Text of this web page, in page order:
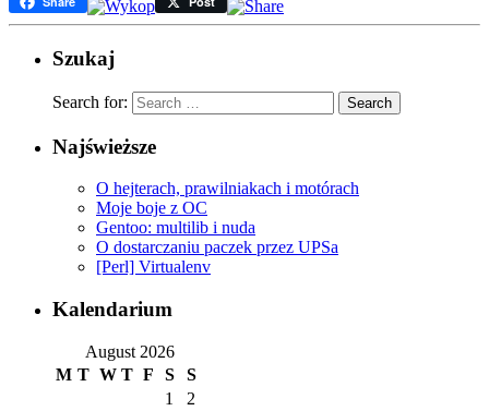
Szukaj
Search for:
Najświeższe
O hejterach, prawilniakach i motórach
Moje boje z OC
Gentoo: multilib i nuda
O dostarczaniu paczek przez UPSa
[Perl] Virtualenv
Kalendarium
August 2026
M T W T F S S
1
2